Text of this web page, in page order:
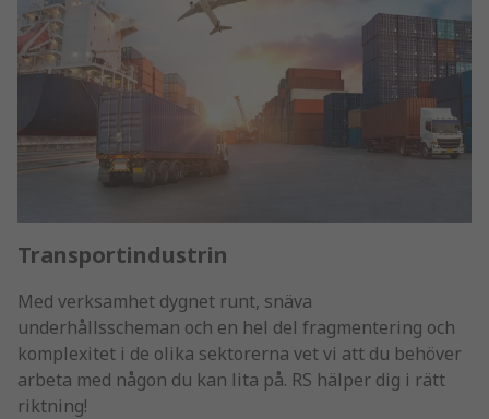
Transportindustrin
Med verksamhet dygnet runt, snäva
underhållsscheman och en hel del fragmentering och
komplexitet i de olika sektorerna vet vi att du behöver
arbeta med någon du kan lita på. RS hälper dig i rätt
riktning!